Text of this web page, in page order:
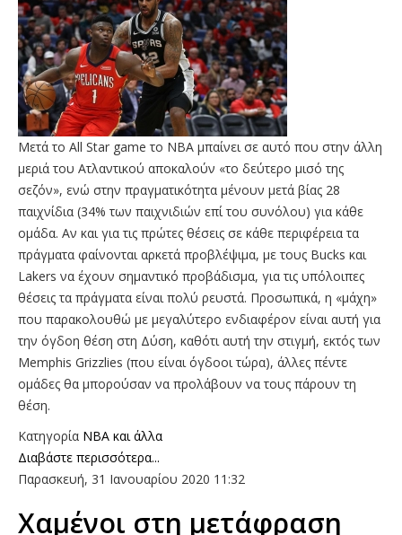
Μετά το All Star game το ΝΒΑ μπαίνει σε αυτό που στην άλλη
μεριά του Ατλαντικού αποκαλούν «το δεύτερο μισό της
σεζόν», ενώ στην πραγματικότητα μένουν μετά βίας 28
παιχνίδια (34% των παιχνιδιών επί του συνόλου) για κάθε
ομάδα. Αν και για τις πρώτες θέσεις σε κάθε περιφέρεια τα
πράγματα φαίνονται αρκετά προβλέψιμα, με τους Bucks και
Lakers να έχουν σημαντικό προβάδισμα, για τις υπόλοιπες
θέσεις τα πράγματα είναι πολύ ρευστά. Προσωπικά, η «μάχη»
που παρακολουθώ με μεγαλύτερο ενδιαφέρον είναι αυτή για
την όγδοη θέση στη Δύση, καθότι αυτή την στιγμή, εκτός των
Memphis Grizzlies (που είναι όγδοοι τώρα), άλλες πέντε
ομάδες θα μπορούσαν να προλάβουν να τους πάρουν τη
θέση.
Κατηγορία NBA και άλλα
Διαβάστε περισσότερα...
Παρασκευή, 31 Ιανουαρίου 2020 11:32
Χαμένοι στη μετάφραση